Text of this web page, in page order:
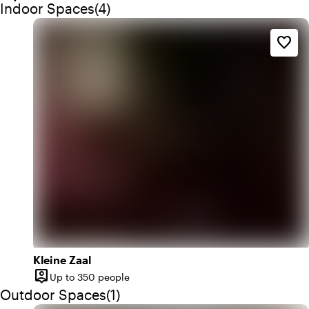
Indoor Spaces
Quantity indoor spaces: 4
(4)
Kleine Zaal
person_pin
Capacity
Up to 350 people
favorite_border
Outdoor Spaces
Quantity outdoor spaces: 1
(1)